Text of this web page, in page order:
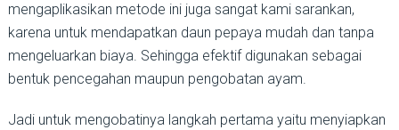
mengaplikasikan metode ini juga sangat kami sarankan,
karena untuk mendapatkan daun pepaya mudah dan tanpa
mengeluarkan biaya. Sehingga efektif digunakan sebagai
bentuk pencegahan maupun pengobatan ayam.
Jadi untuk mengobatinya langkah pertama yaitu menyiapkan